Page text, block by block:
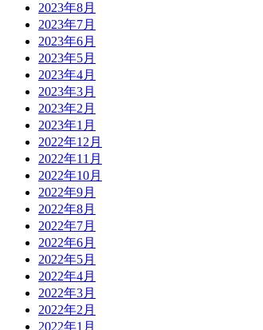
2023年8月
2023年7月
2023年6月
2023年5月
2023年4月
2023年3月
2023年2月
2023年1月
2022年12月
2022年11月
2022年10月
2022年9月
2022年8月
2022年7月
2022年6月
2022年5月
2022年4月
2022年3月
2022年2月
2022年1月